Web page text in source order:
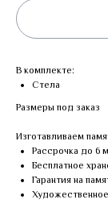
В комплекте:
Стела
Размеры под заказ
Изготавливаем
Рассрочка до 6
Бесплатное
Гарантия на